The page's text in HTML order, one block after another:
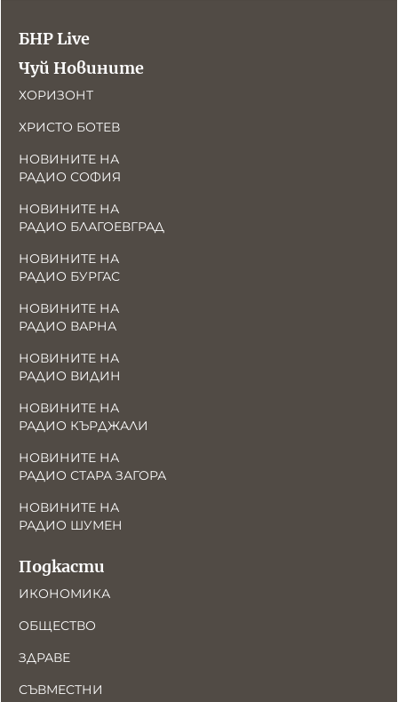
БНР Live
Чуй Новините
ХОРИЗОНТ
ХРИСТО БОТЕВ
НОВИНИТЕ НА
РАДИО СОФИЯ
НОВИНИТЕ НА
РАДИО БЛАГОЕВГРАД
НОВИНИТЕ НА
РАДИО БУРГАС
НОВИНИТЕ НА
РАДИО ВАРНА
НОВИНИТЕ НА
РАДИО ВИДИН
НОВИНИТЕ НА
РАДИО КЪРДЖАЛИ
НОВИНИТЕ НА
РАДИО СТАРА ЗАГОРА
НОВИНИТЕ НА
РАДИО ШУМЕН
Подкасти
ИКОНОМИКА
ОБЩЕСТВО
ЗДРАВЕ
СЪВМЕСТНИ